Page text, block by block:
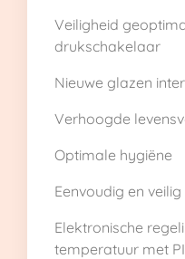
Veiligheid
drukschakelaar
Nieuwe glazen
Verhoogde
Optimale hygiëne
Eenvoudig en
Elektronische
temperatuur met